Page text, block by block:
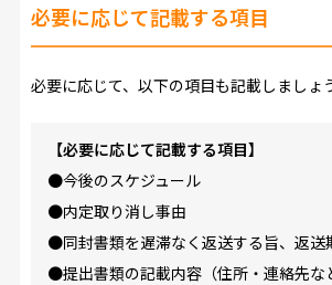
必要に応じて記載する項目
必要に応じて、以下の項目も記載しましょう
【必要に応じて記載する項目】
●今後のスケジュール
●内定取り消し事由
●同封書類を遅滞なく返送する旨、返送
●提出書類の記載内容（住所・連絡先な